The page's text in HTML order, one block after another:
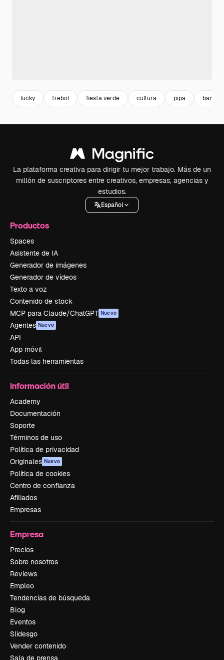
lucky trebol fiesta verde cultura pipa
La plataforma creativa para dirigir tu mejor trabajo. Más de un
millón de suscriptores entre creativos, empresas, agencias y
estudios.
Español
Productos
Spaces
Asistente de IA
Generador de imágenes
Generador de vídeos
Texto a voz
Contenido de stock
MCP para Claude/ChatGPT Nuevo
Agentes Nuevo
API
App móvil
Todas las herramientas
Información útil
Academy
Documentación
Soporte
Términos de uso
Política de privacidad
Originales Nuevo
Política de cookies
Centro de confianza
Afiliados
Empresas
Empresa
Precios
Sobre nosotros
Reviews
Empleo
Tendencias de búsqueda
Blog
Eventos
Slidesgo
Vender contenido
Sala de prensa